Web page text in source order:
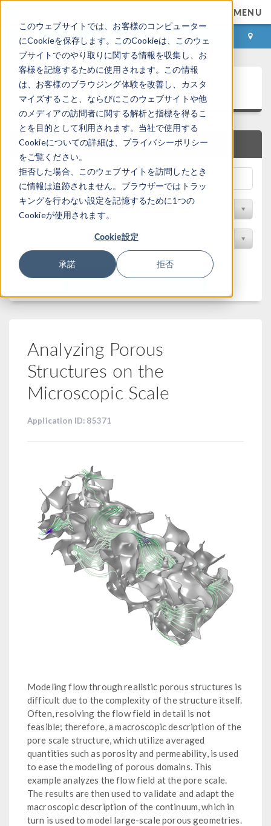
このウェブサイトでは、お客様のコンピューター
にCookieを保存します。このCookieは、このウェ
ブサイトでのやり取りに関する情報を収集し、お
客様を記憶するために使用されます。この情報
は、お客様のブラウジング体験を改善し、カスタ
マイズすること、ならびにこのウェブサイトや他
のメディアの訪問者に関する解析と指標を得るこ
とを目的として利用されます。当社で使用する
Cookieについての詳細は、プライバシーポリシー
をご覧ください。
拒否した場合、このウェブサイトを訪問したとき
に情報は追跡されません。ブラウザーではトラッ
キングを行わない設定を記憶するために1つの
Cookieが使用されます。
Cookie設定
承諾 拒否
MENU
ログイン お問い合わせ
アプリケーションギャラリ
クイック検索
分野でフィルター
フィルター
Analyzing Porous
Structures on the
Microscopic Scale
Application ID: 85371
Modeling flow through realistic porous structures is
difficult due to the complexity of the structure itself.
Often, resolving the flow field in detail is not
feasible; therefore, a macroscopic description of the
pore scale structure, which utilize averaged
quantities such as porosity and permeability, is used
to ease the modeling of porous domains. This
example analyzes the flow field at the pore scale.
The results are then used to validate and adapt the
macroscopic description of the continuum, which in
turn is used to model large-scale porous geometries.